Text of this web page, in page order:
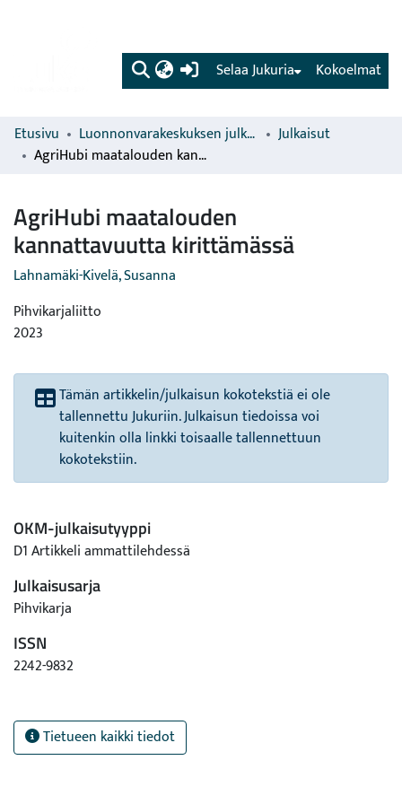
(current) Kokoelmat
Selaa Jukuria
Etusivu Luonnonvarakeskuksen julkaisut
Julkaisut
AgriHubi maatalouden kannattavuutta kirittämässä
AgriHubi maatalouden
kannattavuutta kirittämässä
Lahnamäki-Kivelä, Susanna
Pihvikarjaliitto
2023
Tämän artikkelin/julkaisun kokotekstiä ei ole
tallennettu Jukuriin. Julkaisun tiedoissa voi
kuitenkin olla linkki toisaalle tallennettuun
kokotekstiin.
OKM-julkaisutyyppi
D1 Artikkeli ammattilehdessä
Julkaisusarja
Pihvikarja
ISSN
2242-9832
Tietueen kaikki tiedot